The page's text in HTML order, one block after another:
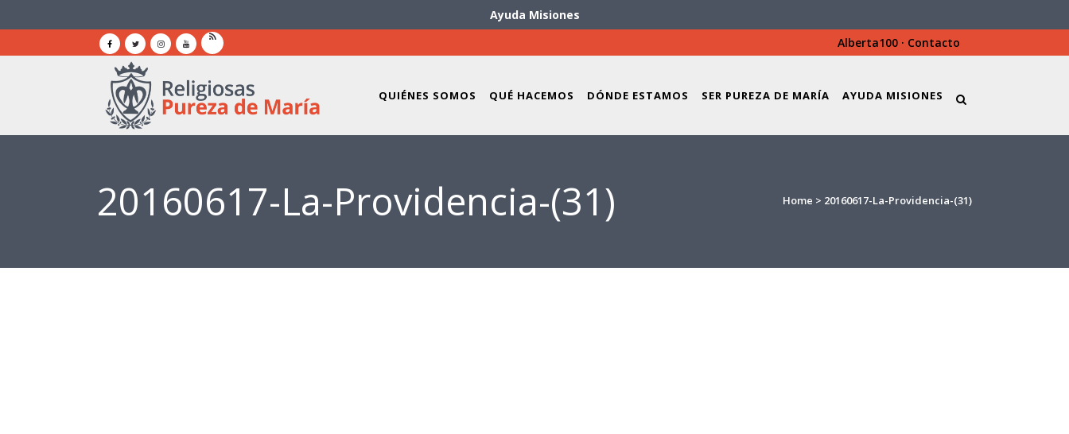
Ayuda Misiones
Alberta100 · Contacto
QUIÉNES SOMOS QUÉ HACEMOS DÓNDE ESTAMOS SER PUREZA DE MARÍA AYUDA MISIONES
20160617-La-Providencia-(31) Home > 20160617-La-Providencia-(31)